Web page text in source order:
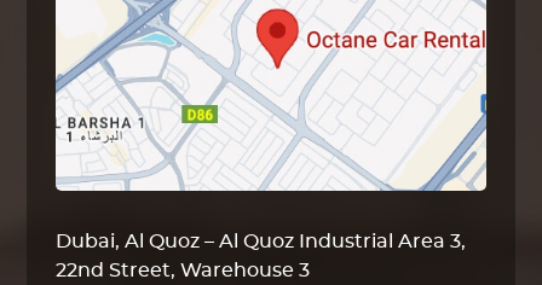
Dubai, Al Quoz – Al Quoz Industrial Area 3,
22nd Street, Warehouse 3